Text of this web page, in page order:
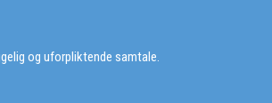
og uforpliktende samtale.